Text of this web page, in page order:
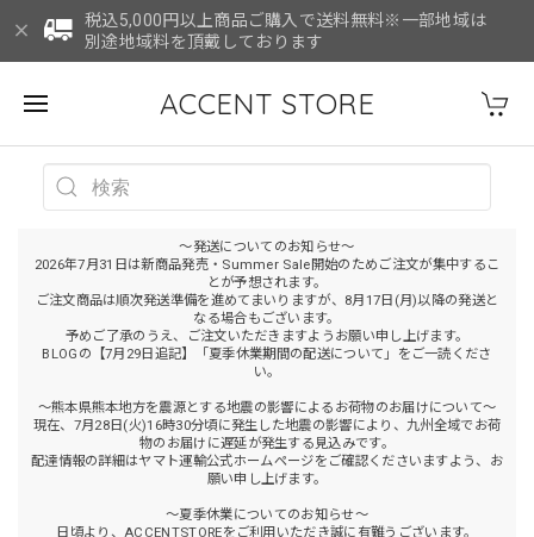
税込5,000円以上商品ご購入で送料無料※一部地域は
別途地域料を頂戴しております
ACCENT STORE
～発送についてのお知らせ～
2026年7月31日は新商品発売・Summer Sale開始のためご注文が集中するこ
とが予想されます。
ご注文商品は順次発送準備を進めてまいりますが、8月17日(月)以降の発送と
なる場合もございます。
予めご了承のうえ、ご注文いただきますようお願い申し上げます。
BLOGの【7月29日追記】「夏季休業期間の配送について」をご一読くださ
い。
～熊本県熊本地方を震源とする地震の影響によるお荷物のお届けについて～
現在、7月28日(火)16時30分頃に発生した地震の影響により、九州全域でお荷
物のお届けに遅延が発生する見込みです。
配達情報の詳細はヤマト運輸公式ホームページをご確認くださいますよう、お
願い申し上げます。
～夏季休業についてのお知らせ～
日頃より、ACCENTSTOREをご利用いただき誠に有難うございます。